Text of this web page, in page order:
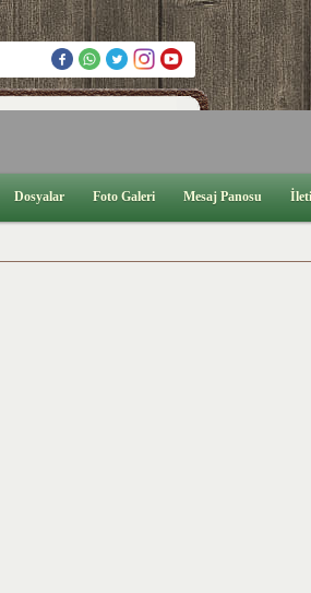
Dosyalar Foto Galeri Mesaj Panosu